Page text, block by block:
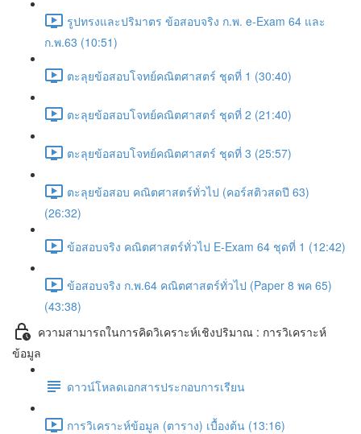
รูปทรงและปริมาตร ข้อสอบจริง ก.พ. e-Exam 64 และ
ก.พ.63 (10:51)
ตะลุยข้อสอบโจทย์คณิตศาสตร์ ชุดที่ 1 (30:40)
ตะลุยข้อสอบโจทย์คณิตศาสตร์ ชุดที่ 2 (21:40)
ตะลุยข้อสอบโจทย์คณิตศาสตร์ ชุดที่ 3 (25:57)
ตะลุยข้อสอบ คณิตศาสตร์ทั่วไป (คอร์สติวสดปี 63)
(26:32)
ข้อสอบจริง คณิตศาสตร์ทั่วไป E-Exam 64 ชุดที่ 1 (12:42)
ข้อสอบจริง ก.พ.64 คณิตศาสตร์ทั่วไป (Paper 8 พค 65)
(43:38)
ความสามารถในการคิดวิเคราะห์เชิงปริมาณ : การวิเคราะห์
ข้อมูล
ดาวน์โหลดเอกสารประกอบการเรียน
การวิเคราะห์ข้อมูล (ตาราง) เบื้องต้น (13:16)